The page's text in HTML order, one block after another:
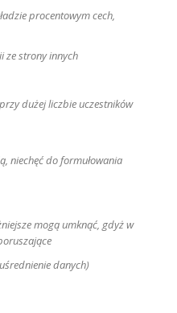
procentowym cech,
ze strony innych
dużej liczbie uczestników
niechęć do formułowania
mogą umknąć, gdyż w
danych)